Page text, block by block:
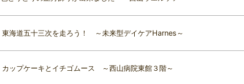
東海道五十三次を走ろう！ ～未来型デイケアHarnes～
カップケーキとイチゴムース ～西山病院東館３階～